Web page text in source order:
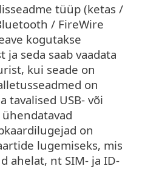
tüüp (ketas /
/ FireWire
kogutakse
seda saab vaadata
kui seade on
on
tavalised USB- või
on
lugemiseks, mis
ahelat, nt SIM- ja ID-